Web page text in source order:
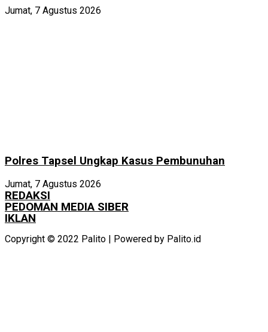
Jumat, 7 Agustus 2026
Polres Tapsel Ungkap Kasus Pembunuhan
Jumat, 7 Agustus 2026
REDAKSI
PEDOMAN MEDIA SIBER
IKLAN
Copyright © 2022 Palito | Powered by Palito.id